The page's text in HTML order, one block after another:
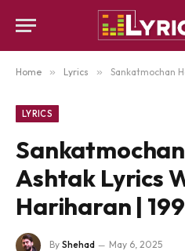
Home » Lyrics » Sankatmochan
LYRICS
Ashtak Lyrics
Hariharan |
By Shehad May 6, 2025